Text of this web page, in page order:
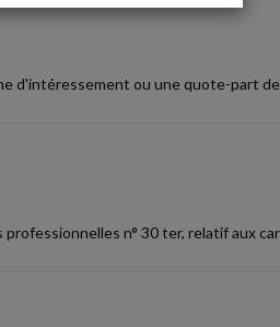
d'intéressement ou une quote-part
n° 30 ter, relatif aux